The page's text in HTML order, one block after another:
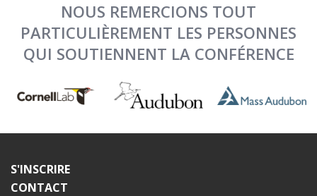
NOUS REMERCIONS TOUT
PARTICULIÈREMENT LES PERSONNES
QUI SOUTIENNENT LA CONFÉRENCE
S'INSCRIRE
CONTACT